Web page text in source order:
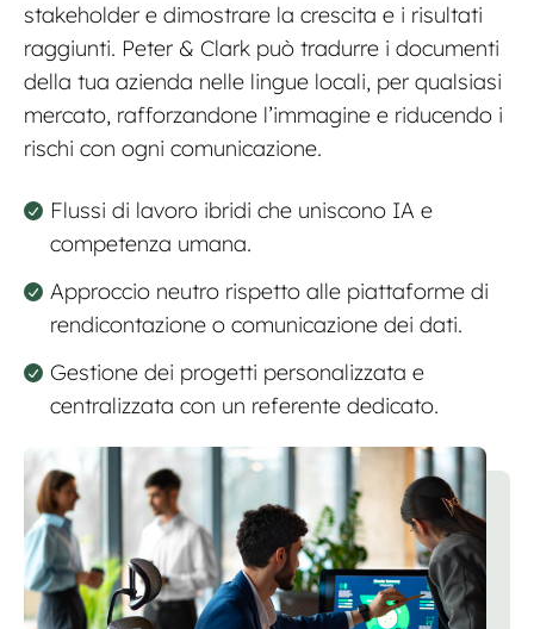
stakeholder e dimostrare la crescita e i risultati
raggiunti. Peter & Clark può tradurre i documenti
della tua azienda nelle lingue locali, per qualsiasi
mercato, rafforzandone l’immagine e riducendo i
rischi con ogni comunicazione.
Flussi di lavoro ibridi che uniscono IA e
competenza umana.
Approccio neutro rispetto alle piattaforme di
rendicontazione o comunicazione dei dati.
Gestione dei progetti personalizzata e
centralizzata con un referente dedicato.